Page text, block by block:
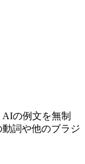
の例文を無制
詞や他のブラジ